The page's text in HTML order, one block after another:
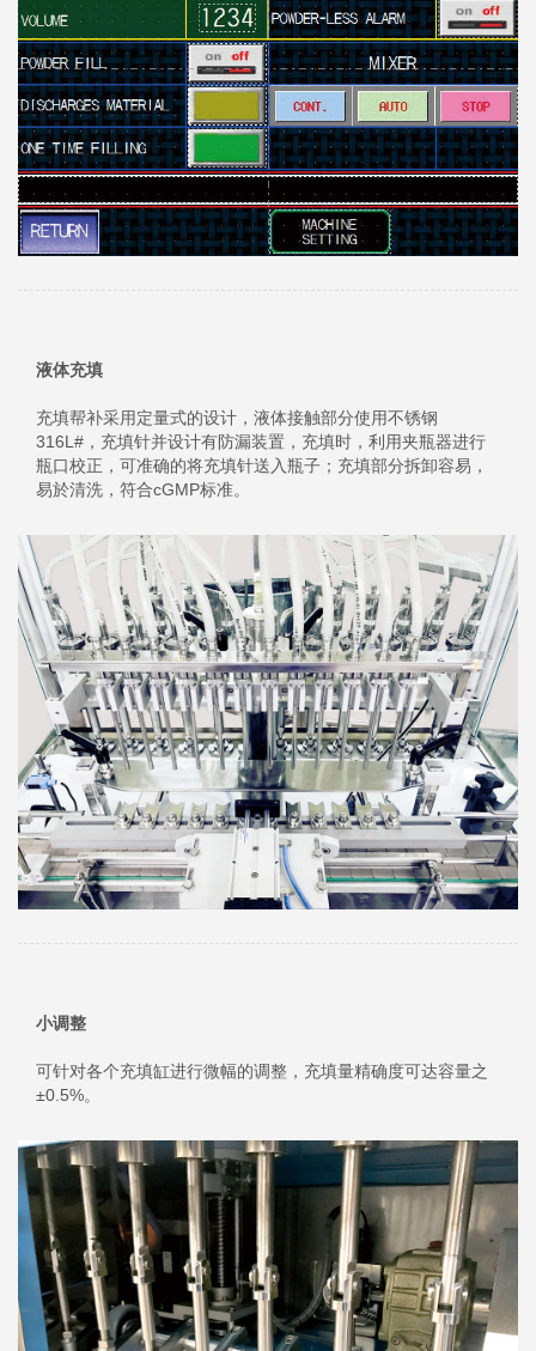
液体充填
充填帮补采用定量式的设计，液体接触部分使用不锈钢
316L#，充填针并设计有防漏装置，充填时，利用夹瓶器进行
瓶口校正，可准确的将充填针送入瓶子；充填部分拆卸容易，
易於清洗，符合cGMP标准。
小调整
可针对各个充填缸进行微幅的调整，充填量精确度可达容量之
±0.5%。